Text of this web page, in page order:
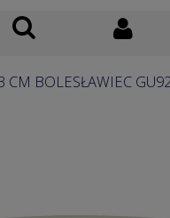
CM BOLESŁAWIEC